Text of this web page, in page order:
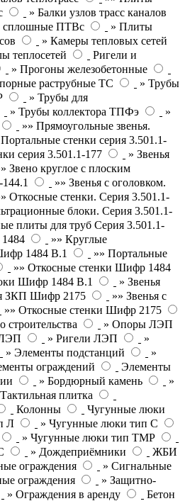
» Балки узлов трасс каналов
сплошные ПТВс
» Плиты
» Камеры тепловых сетей
теплосетей
Ригели и
» Прогоны железобетонные
раструбные ТС
» Трубы
» Трубы для
» Трубы коллектора ТПФэ
»
»» Прямоугольные звенья.
стенки серия 3.501.1-
серия 3.501.1-177
» Звенья
Звено круглое с плоским
»» Звенья с оголовком.
Откосные стенки. Серия 3.501.1-
блоки. Серия 3.501.1-
плиты для труб Серия 3.501.1-
»» Круглые
1484 В.1
»» Портальные
»» Откосные стенки Шифр 1484
Шифр 1484 В.1
» Звенья
ЗКП Шифр 2175
»» Звенья с
»» Откосные стенки Шифр 2175
строительства
» Опоры ЛЭП
» Ригели ЛЭП
»
» Элементы подстанций
»
ограждений
Элементы
» Бордюрный камень
»
плитка
Колонны
Чугунные люки
Л
» Чугунные люки тип С
» Чугунные люки тип ТМР
» Дождеприёмники
ЖБИ
ограждения
» Сигнальные
ограждения
» Защитно-
» Ограждения в аренду
Бетон